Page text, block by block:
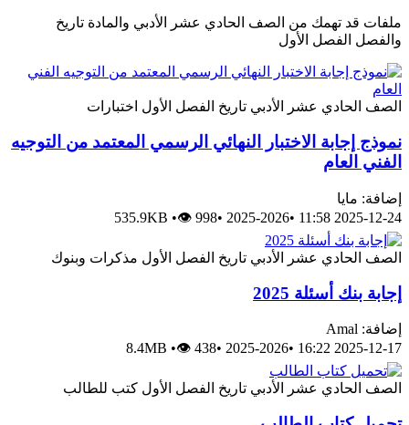
ملفات قد تهمك من الصف الحادي عشر الأدبي والمادة تاريخ
والفصل الفصل الأول
الصف الحادي عشر الأدبي تاريخ الفصل الأول اختبارات
نموذج إجابة الاختبار النهائي الرسمي المعتمد من التوجيه
الفني العام
إضافة: مايا
2025-12-24 11:58
•
2025-2026
•
535.9KB •👁 998
الصف الحادي عشر الأدبي تاريخ الفصل الأول مذكرات وبنوك
إجابة بنك أسئلة 2025
إضافة: Amal
2025-12-17 16:22
•
2025-2026
•
8.4MB •👁 438
الصف الحادي عشر الأدبي تاريخ الفصل الأول كتب للطالب